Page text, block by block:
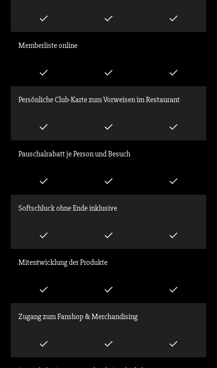
Memberliste online
Persönliche Club-Karte zum Vorweisen im Restaurant
Pauschalrabatt je Person und Besuch
Softschluck ohne Ende inklusive
Mitentwicklung der Produkte
Zugang zum Fanshop & Merchandising